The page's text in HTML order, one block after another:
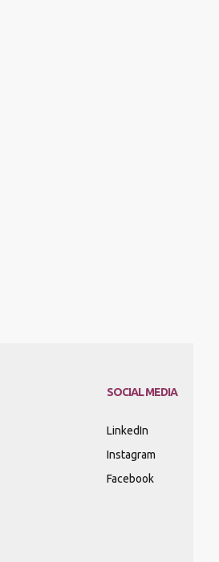
SOCIAL MEDIA
LinkedIn
Instagram
Facebook